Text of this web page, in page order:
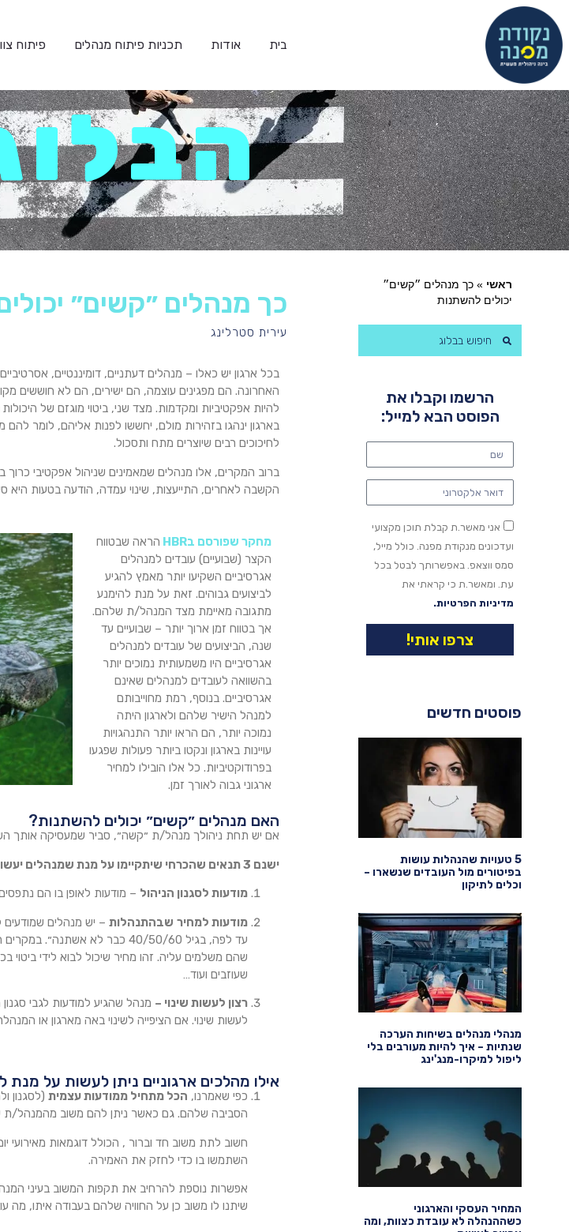
בית אודות תכניות פיתוח מנהלים פיתוח
ראשי »כך מנהלים ״קשים״
יכולים להשתנות
הרשמו וקבלו את
הפוסט הבא למייל:
אני מאשר.ת קבלת תוכן מקצועי
ועדכונים מנקודת מפנה. כולל מייל,
סמס ווצאפ. באפשרותך לבטל בכל
עת. ומאשר.ת כי קראתי את
מדיניות הפרטיות.
צרפו אותי!
פוסטים חדשים
5 טעויות שהנהלות עושות
בפיטורים מול העובדים שנשארו –
וכלים לתיקון
מנהלי מנהלים בשיחות הערכה
שנתיות – איך להיות מעורבים בלי
ליפול למיקרו-מנג'ינג
המחיר העסקי והארגוני
כשההנהלה לא עובדת כצוות, ומה
כך מנהלים ״קשים״
עירית סטרלינג
בכל ארגון יש כאלו – מנהלים דעתניים, דומיננטיים,
האחרונה. הם מפגינים עוצמה, הם ישירים, הם לא חוששים
להיות אפקטיביות ומקדמות. מצד שני, ביטוי מוגזם של
בארגון ינהגו בזהירות מולם, יחששו לפנות אליהם, לומר
לחיכוכים רבים שיוצרים מתח ותסכול.
ברוב המקרים, אלו מנהלים שמאמינים שניהול אפקטיבי
הקשבה לאחרים, התייעצות, שינוי עמדה, הודעה בטעות היא
מחקר שפורסם בHBR
הראה שבטווח
הקצר (שבועיים) עובדים למנהלים
אגרסיביים השקיעו יותר מאמץ להגיע
לביצועים גבוהים. זאת על מנת להימנע
מתגובה מאיימת מצד המנהל/ת שלהם.
אך בטווח זמן ארוך יותר – שבועיים עד
שנה, הביצועים של עובדים למנהלים
אגרסיביים היו משמעותית נמוכים יותר
בהשוואה לעובדים למנהלים שאינם
אגרסיביים. בנוסף, רמת מחוייבותם
למנהל הישיר שלהם ולארגון היתה
נמוכה יותר, הם הראו יותר התנהגויות
עויינות בארגון ונקטו ביותר פעולות שפגעו
בפרודוקטיביות. כל אלו הובילו למחיר
ארגוני גבוה לאורך זמן.
האם מנהלים ״קשים״ יכולים להשתנות?
אם יש תחת ניהולך מנהל/ת ״קשה״, סביר שמעסיקה אותך
ישנם 3 תנאים שהכרחי שיתקיימו על מנת שמנהלים יעשו שינוי באופן הניהול שלהם:
מודעות לסגנון הניהול – מודעות לאופן בו הם
מודעות למחיר שבהתנהלות – יש מנהלים
עד לפה, בגיל 40/50/60 כבר לא
שהם משלמים עליה. זהו מחיר שיכול לבוא לידי ביטוי
שעוזבים ועוד…
רצון לעשות שינוי – מנהל שהגיע למודעות לגבי
לעשות שינוי. אם הציפייה לשינוי באה מארגון או
אילו מהלכים ארגוניים ניתן לעשות על מנת
כפי שאמרנו, הכל מתחיל ממודעות עצמית (לסגנון
הסביבה שלהם. גם כאשר ניתן להם משוב מהמנהל/ת
חשוב לתת משוב חד וברור , הכולל דוגמאות מאירועי
השתמשו בו כדי לחזק את האמירה.
שיתנו לו משוב כן על החוויה שלהם בעבודה איתו, מה